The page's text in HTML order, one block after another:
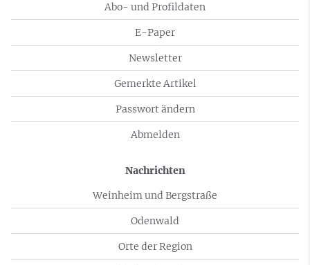
Abo- und Profildaten
E-Paper
Newsletter
Gemerkte Artikel
Passwort ändern
Abmelden
Nachrichten
Weinheim und Bergstraße
Odenwald
Orte der Region